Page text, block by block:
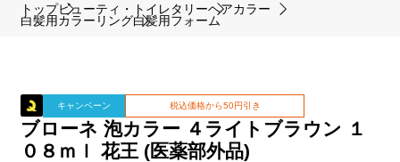
トップビューティ・トイレタリーヘアカラー
白髪用カラーリング白髪用フォーム
キャンペーン 税込価格から50円引き
ブローネ 泡カラー ４ライトブラウン １
０８ｍｌ 花王 (医薬部外品)